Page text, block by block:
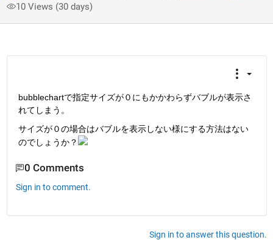
10 Views (30 days)
bubblechartで指定サイズが０にもかかわらずバブルが表示さ
れてしまう。
サイズが０の場合はバブルを表示しない様にする方法はない
のでしょうか？
0 Comments
Sign in to comment.
Sign in to answer this question.